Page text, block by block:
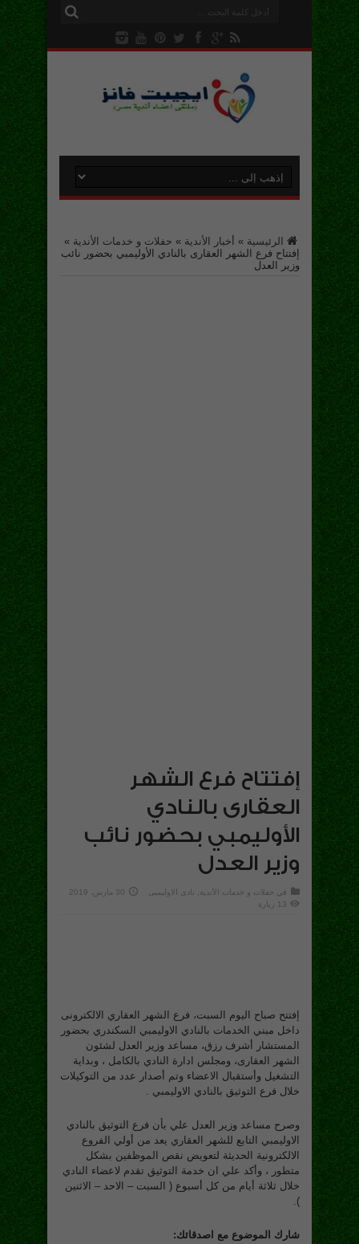
الرئيسية » أخبار الأندية » حفلات و خدمات الأندية »
إفتتاح فرع الشهر العقارى بالنادي الأوليمبي بحضور نائب
وزير العدل
إفتتاح فرع الشهر
العقارى بالنادي
الأوليمبي بحضور نائب
وزير العدل
في حفلات و خدمات الأندية نادى الاوليمبى
30 مارس، 2019
13 زيارة
إفتتح صباح اليوم السبت، فرع الشهر العقاري الالكترونى
داخل مبني الخدمات بالنادي الاوليمبي السكندري بحضور
المستشار أشرف رزق، مساعد وزير العدل لشئون
الشهر العقارى، ومجلس ادارة النادي بالكامل ، وبداية
التشغيل وأستقبال الاعضاء وتم أصدار عدد من التوكيلات
خلال فرع التوثيق بالنادي الاوليمبي .
وصرح مساعد وزير العدل علي بأن فرع التوثيق بالنادي
الاوليمبي التابع للشهر العقاري يعد من أولي الفروع
الالكترونية الحديثة لتعويض نقص الموظفين بشكل
متطور ، وأكد علي ان خدمة التوثيق تقدم لاعضاء النادي
خلال ثلاثة أيام من كل أسبوع ( السبت – الاحد – الاثنين
).
شارك الموضوع مع اصدقائك: